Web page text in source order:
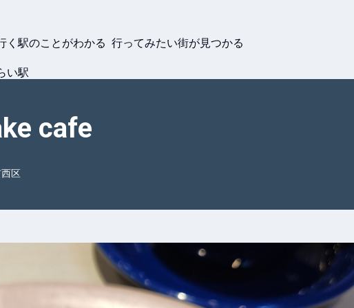
く駅のことがわかる 行ってみたい街が見つかる
い駅
cafe
区